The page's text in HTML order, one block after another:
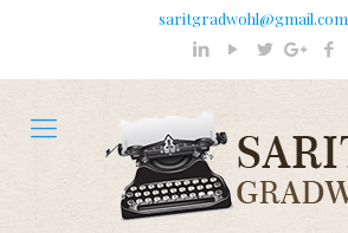
saritgradwohl@gmail.com